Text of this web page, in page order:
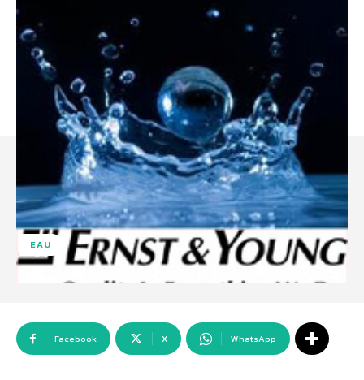
EAU
Facebook X WhatsApp